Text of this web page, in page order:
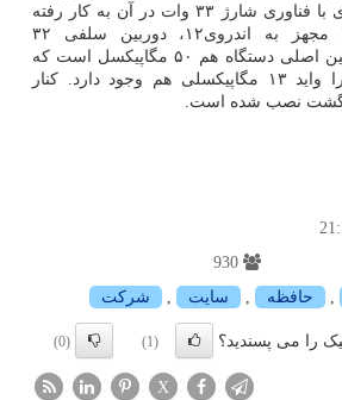
باتری ۳۵۰۰ میلی آمپری با فناوری شارژ ۳۳ وات در آن به کار رفته
است. موبایل موتورلا مجهز به اندروی۱۲، دوربین سلفی ۳۲
مگاپیکسلی است. دوربین اصلی دستگاه هم ۵۰ مگاپیکسل است که
همراه آن یک لنز اولترا واید ۱۳ مگاپیکسلی هم وجود دارد. کنار
نصب شده است.
, حافظه , سایت , شركت
را می پسندید؟ (1)
(0)
X